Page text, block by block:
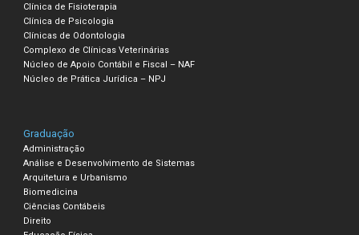
Clínica de Fisioterapia
Clínica de Psicologia
Clínicas de Odontologia
Complexo de Clínicas Veterinárias
Núcleo de Apoio Contábil e Fiscal – NAF
Núcleo de Prática Jurídica – NPJ
Graduação
Administração
Análise e Desenvolvimento de Sistemas
Arquitetura e Urbanismo
Biomedicina
Ciências Contábeis
Direito